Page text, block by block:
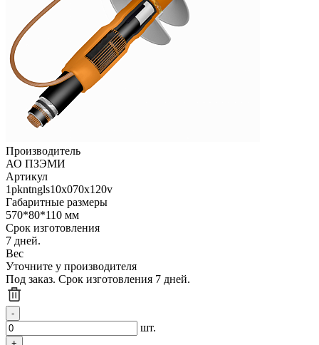
Производитель
АО ПЗЭМИ
Артикул
1pkntngls10x070x120v
Габаритные размеры
570*80*110 мм
Срок изготовления
7 дней.
Вес
Уточните у производителя
Под заказ. Срок изготовления 7 дней.
шт.